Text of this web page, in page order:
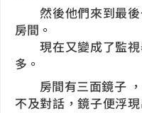
然後他們來到最後
房間。
現在又變成了監視
多。
房間有三面鏡子 ，
不及對話，鏡子便浮